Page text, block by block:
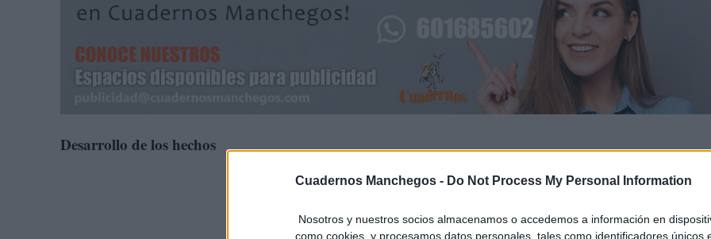
Cuadernos Manchegos - Do Not Process My Personal Information
Nosotros y nuestros socios almacenamos o accedemos a información en
como cookies, y procesamos datos personales, tales como identificadores únicos
Desarrollo de los hechos